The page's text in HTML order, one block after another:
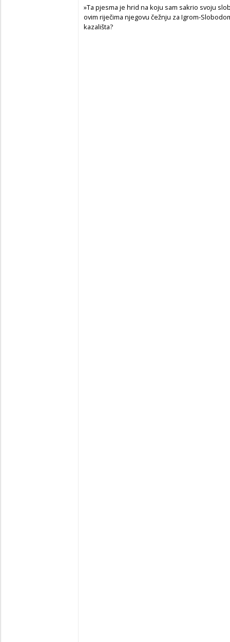
»Ta pjesma je hrid na koju sam sakrio svoju
ovim riječima njegovu čežnju za Igrom-
kazališta?